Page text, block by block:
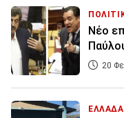
Νέο
20
ΕΛΛΑΔΑ